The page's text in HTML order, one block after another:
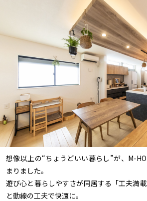
想像以上の“ちょうどいい暮らし”が、M-
まりました。
遊び心と暮らしやすさが同居する「工夫満
と動線の工夫で快適に。